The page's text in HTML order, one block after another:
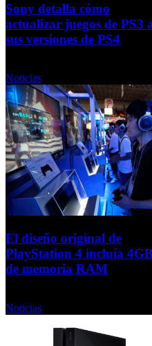
Sony detalla cómo
actualizar juegos de PS3
sus versiones de PS4
Noticias
El diseño original de
PlayStation 4 incluía
de memoria RAM
Noticias